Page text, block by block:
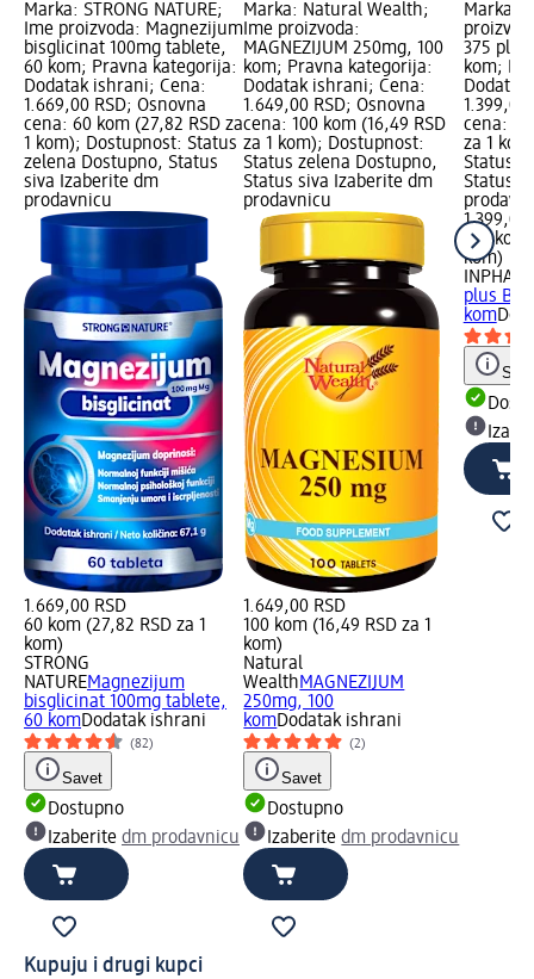
Marka: STRONG NATURE;
Ime proizvoda: Magnezijum
bisglicinat 100mg tablete,
60 kom; Pravna kategorija:
Dodatak ishrani; Cena:
1.669,00 RSD; Osnovna
cena: 60 kom (27,82 RSD za
1 kom); Dostupnost: Status
zelena Dostupno, Status
siva Izaberite dm
prodavnicu
1.669,00 RSD
60 kom (27,82 RSD za 1
kom)
STRONG
NATUREMagnezijum
bisglicinat 100mg tablete,
60 komDodatak ishrani
(82)
Savet
Dostupno
Izaberite dm prodavnicu
Marka: Natural Wealth;
Ime proizvoda:
MAGNEZIJUM 250mg, 100
kom; Pravna kategorija:
Dodatak ishrani; Cena:
1.649,00 RSD; Osnovna
cena: 100 kom (16,49 RSD
za 1 kom); Dostupnost:
Status zelena Dostupno,
Status siva Izaberite dm
prodavnicu
1.649,00 RSD
100 kom (16,49 RSD za 1
kom)
Natural
WealthMAGNEZIJUM
250mg, 100
komDodatak ishrani
(2)
Savet
Dostupno
Izaberitedm prodavnicu
Marka:
375 plus
kom;
1.399,00
cena:
za 1
Status
Status
1.399,00
100
kom)
plus B6
kom
Kupuju i drugi kupci